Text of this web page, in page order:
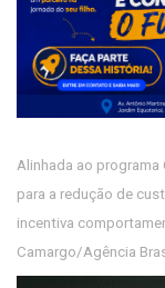
Alinhada ao programa
para a redução de
incentiva
Camargo/Agência